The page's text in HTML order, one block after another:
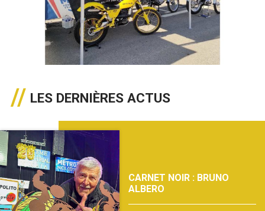
LES DERNIÈRES ACTUS
CARNET NOIR : BRUNO
ALBERO